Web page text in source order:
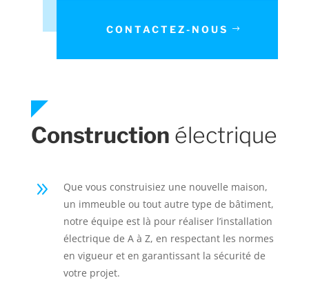
CONTACTEZ-NOUS
Construction électrique
9
Que vous construisiez une nouvelle maison,
un immeuble ou tout autre type de bâtiment,
notre équipe est là pour réaliser l’installation
électrique de A à Z, en respectant les normes
en vigueur et en garantissant la sécurité de
votre projet.